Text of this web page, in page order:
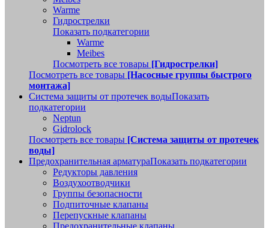
Warme
Гидрострелки
Показать подкатегории
Warme
Meibes
Посмотреть все товары [Гидрострелки]
Посмотреть все товары [Насосные группы быстрого
монтажа]
Система защиты от протечек водыПоказать
подкатегории
Neptun
Gidrolock
Посмотреть все товары [Система защиты от протечек
воды]
Предохранительная арматураПоказать подкатегории
Редукторы давления
Воздухоотводчики
Группы безопасности
Подпиточные клапаны
Перепускные клапаны
Предохранительные клапаны